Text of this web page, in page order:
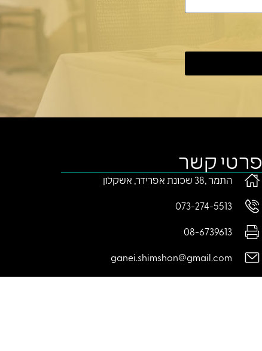
פרטי קשר
התמר ,38 שכונת אפרידר, אשקלון
073-274-5513
08-6739613
ganei.shimshon@gmail.com